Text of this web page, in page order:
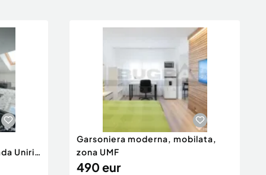
Unirii
Garsoniera moderna, mobilata,
zona UMF
490 eur